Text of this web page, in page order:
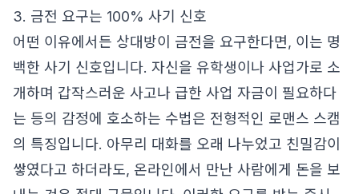
3. 금전 요구는 100% 사기 신호
어떤 이유에서든 상대방이 금전을 요구한다면, 이는 명
백한 사기 신호입니다. 자신을 유학생이나 사업가로 소
개하며 갑작스러운 사고나 급한 사업 자금이 필요하다
는 등의 감정에 호소하는 수법은 전형적인 로맨스 스캠
의 특징입니다. 아무리 대화를 오래 나누었고 친밀감이
쌓였다고 하더라도, 온라인에서 만난 사람에게 돈을 보